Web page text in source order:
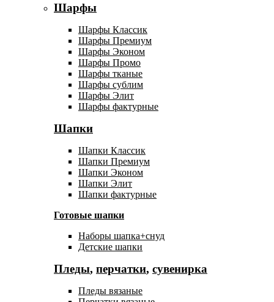
Шарфы
Шарфы Классик
Шарфы Премиум
Шарфы Эконом
Шарфы Промо
Шарфы тканые
Шарфы сублим
Шарфы Элит
Шарфы фактурные
Шапки
Шапки Классик
Шапки Премиум
Шапки Эконом
Шапки Элит
Шапки фактурные
Готовые шапки
Наборы шапка+снуд
Детские шапки
Пледы, перчатки, сувенирка
Пледы вязаные